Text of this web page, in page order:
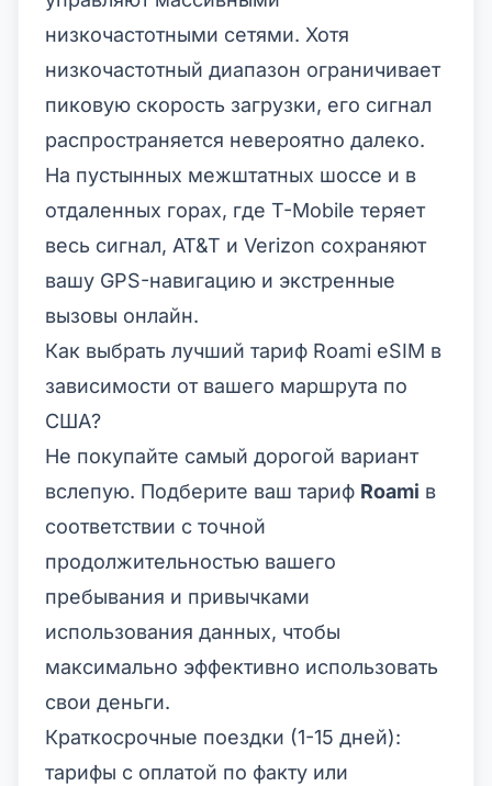
низкочастотными сетями. Хотя
низкочастотный диапазон ограничивает
пиковую скорость загрузки, его сигнал
распространяется невероятно далеко.
На пустынных межштатных шоссе и в
отдаленных горах, где T-Mobile теряет
весь сигнал, AT&T и Verizon сохраняют
вашу GPS-навигацию и экстренные
вызовы онлайн.
Как выбрать лучший тариф Roami eSIM в
зависимости от вашего маршрута по
США?
Не покупайте самый дорогой вариант
вслепую. Подберите ваш тариф Roami в
соответствии с точной
продолжительностью вашего
пребывания и привычками
использования данных, чтобы
максимально эффективно использовать
свои деньги.
Краткосрочные поездки (1-15 дней):
тарифы с оплатой по факту или